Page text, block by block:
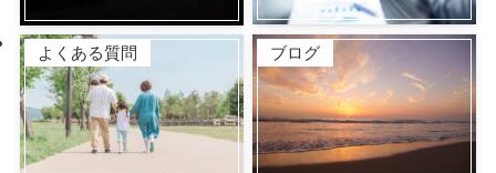
よくある質問 ブログ